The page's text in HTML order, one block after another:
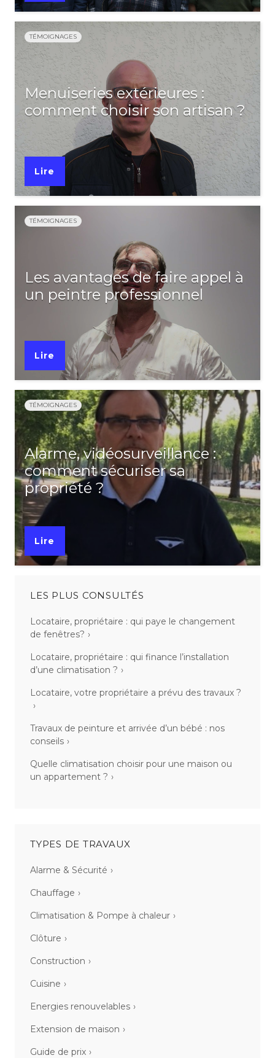
TÉMOIGNAGES
Menuiseries extérieures :
comment choisir son artisan ?
Lire
TÉMOIGNAGES
Les avantages de faire appel à
un peintre professionnel
Lire
TÉMOIGNAGES
Alarme, vidéosurveillance :
comment sécuriser sa
propriété ?
Lire
LES PLUS CONSULTÉS
Locataire, propriétaire : qui paye le changement
de fenêtres?
Locataire, propriétaire : qui finance l’installation
d’une climatisation ?
Locataire, votre propriétaire a prévu des travaux ?
Travaux de peinture et arrivée d’un bébé : nos
conseils
Quelle climatisation choisir pour une maison ou
un appartement ?
TYPES DE TRAVAUX
Alarme & Sécurité
Chauffage
Climatisation & Pompe à chaleur
Clôture
Construction
Cuisine
Energies renouvelables
Extension de maison
Guide de prix